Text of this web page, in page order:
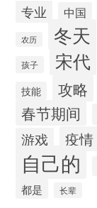
专业 中国
农历 冬天
孩子 宋代
技能 攻略
春节期间
游戏 疫情
自己的
都是 长辈